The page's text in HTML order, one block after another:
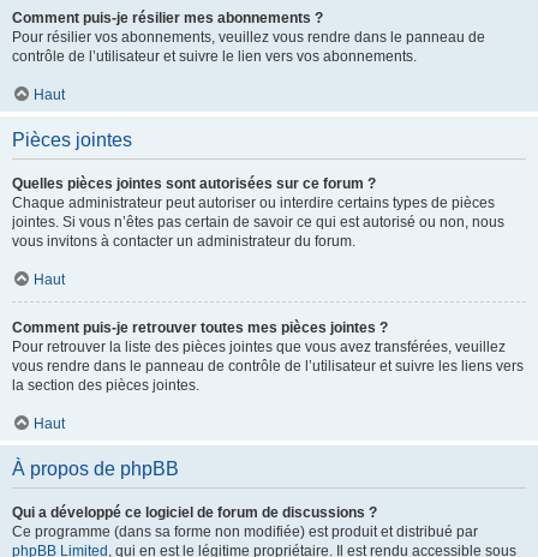
Comment puis-je résilier mes abonnements ?
Pour résilier vos abonnements, veuillez vous rendre dans le panneau de
contrôle de l’utilisateur et suivre le lien vers vos abonnements.
Haut
Pièces jointes
Quelles pièces jointes sont autorisées sur ce forum ?
Chaque administrateur peut autoriser ou interdire certains types de pièces
jointes. Si vous n’êtes pas certain de savoir ce qui est autorisé ou non, nous
vous invitons à contacter un administrateur du forum.
Haut
Comment puis-je retrouver toutes mes pièces jointes ?
Pour retrouver la liste des pièces jointes que vous avez transférées, veuillez
vous rendre dans le panneau de contrôle de l’utilisateur et suivre les liens vers
la section des pièces jointes.
Haut
À propos de phpBB
Qui a développé ce logiciel de forum de discussions ?
Ce programme (dans sa forme non modifiée) est produit et distribué par
phpBB Limited , qui en est le légitime propriétaire. Il est rendu accessible sous